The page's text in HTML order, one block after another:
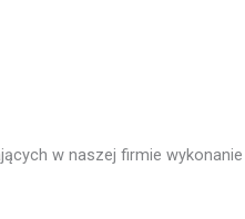
w naszej firmie wykonanie